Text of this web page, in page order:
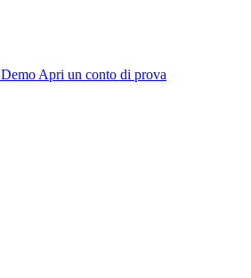
Demo Apri un conto di prova